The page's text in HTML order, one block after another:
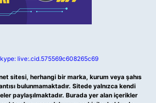
live:.cid.575569c608265c69
sitesi, herhangi bir marka, kurum veya şahıs
bulunmamaktadır. Sitede yalnızca kendi
paylaşılmaktadır. Burada yer alan içerikler